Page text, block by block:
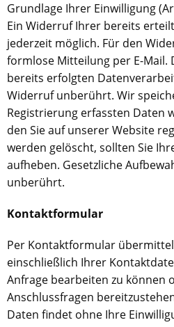
Grundlage Ihrer Einwilligung
Ein Widerruf Ihrer bereits
jederzeit möglich. Für den
formlose Mitteilung per E-Mail.
bereits erfolgten
Widerruf unberührt. Wir
Registrierung erfassten Daten
den Sie auf unserer Website
werden gelöscht, sollten Sie
aufheben. Gesetzliche
unberührt.
Kontaktformular
Per Kontaktformular
einschließlich Ihrer
Anfrage bearbeiten zu können
Anschlussfragen
Daten findet ohne Ihre